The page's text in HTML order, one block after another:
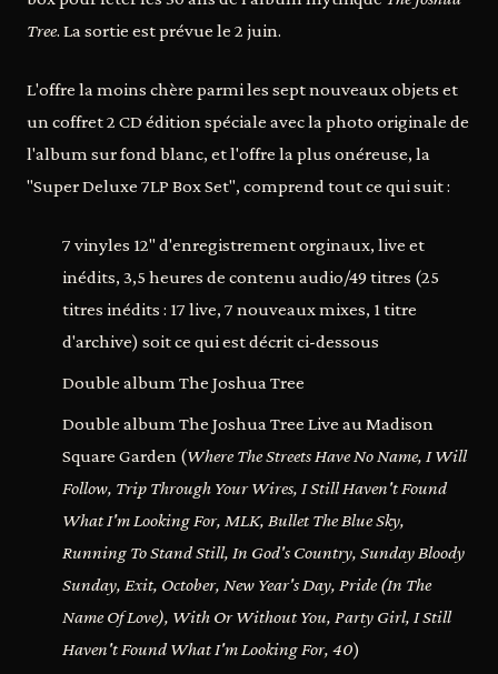
Tree. La sortie est prévue le 2 juin.
L'offre la moins chère parmi les sept nouveaux objets et
un coffret 2 CD édition spéciale avec la photo originale de
l'album sur fond blanc, et l'offre la plus onéreuse, la
"Super Deluxe 7LP Box Set", comprend tout ce qui suit :
7 vinyles 12" d'enregistrement orginaux, live et
inédits, 3,5 heures de contenu audio/49 titres (25
titres inédits : 17 live, 7 nouveaux mixes, 1 titre
d'archive) soit ce qui est décrit ci-dessous
Double album The Joshua Tree
Double album The Joshua Tree Live au Madison
Square Garden (Where The Streets Have No Name, I Will
Follow, Trip Through Your Wires, I Still Haven't Found
What I'm Looking For, MLK, Bullet The Blue Sky,
Running To Stand Still, In God's Country, Sunday Bloody
Sunday, Exit, October, New Year's Day, Pride (In The
Name Of Love), With Or Without You, Party Girl, I Still
Haven't Found What I'm Looking For, 40)